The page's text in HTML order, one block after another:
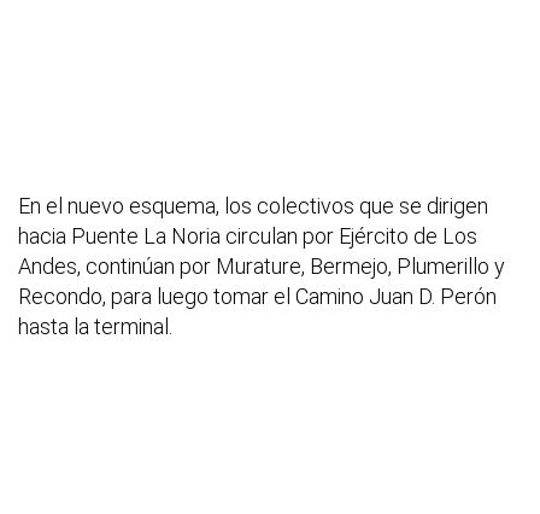
En el nuevo esquema, los colectivos que se dirigen
hacia Puente La Noria circulan por Ejército de Los
Andes, continúan por Murature, Bermejo, Plumerillo y
Recondo, para luego tomar el Camino Juan D. Perón
hasta la terminal.